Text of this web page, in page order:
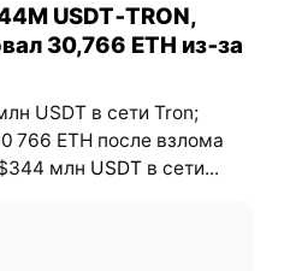
USDT‑TRON,
30,766 ETH из‑за
USDT в сети Tron;
766 ETH после взлома
млн USDTв сети...